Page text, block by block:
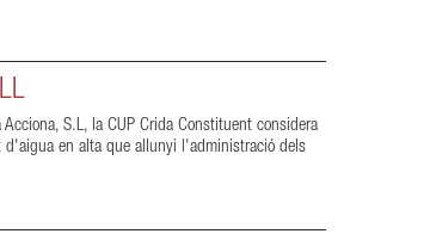
S.L, la CUP Crida Constituent considera
d'aigua en alta que allunyi l'administració dels